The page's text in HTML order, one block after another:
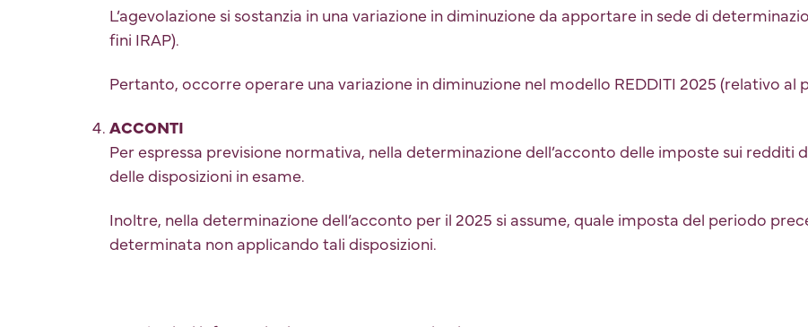
L’agevolazione si sostanzia in una variazione in diminuzione da apportare in sede di
fini IRAP).
Pertanto, occorre operare una variazione in diminuzione nel modello REDDITI 2025 (relativo al
ACCONTI
Per espressa previsione normativa, nella determinazione dell’acconto delle imposte sui redditi
delle disposizioni in esame.
Inoltre, nella determinazione dell’acconto per il 2025 si assume, quale imposta del periodo
determinata non applicando tali disposizioni.